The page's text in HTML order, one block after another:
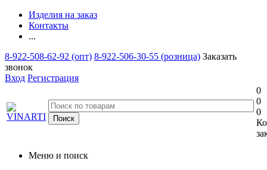
Изделия на заказ
Контакты
...
8-922-508-62-92 (опт) 8-922-506-30-55 (розница) Заказать
звонок
Вход Регистрация
0
0
0
Меню и поиск